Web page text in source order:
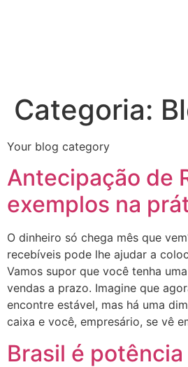
Categoria:
Your blog category
Antecipação de
exemplos na
O dinheiro só chega mês que
recebíveis pode lhe ajudar a
Vamos supor que você tenha
vendas a prazo. Imagine que
encontre estável, mas há uma
caixa e você, empresário, se vê
Brasil é potência